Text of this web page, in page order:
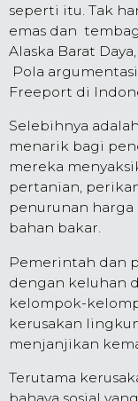
seperti itu. Tak
emas dan
Alaska Barat
Pola
Freeport di
Selebihnya
menarik bagi
mereka
pertanian,
penurunan
bahan bakar.
Pemerintah dan
dengan keluhan
kelompok-
kerusakan
menjanjikan
Terutama